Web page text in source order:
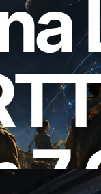
Slot API Uit
API